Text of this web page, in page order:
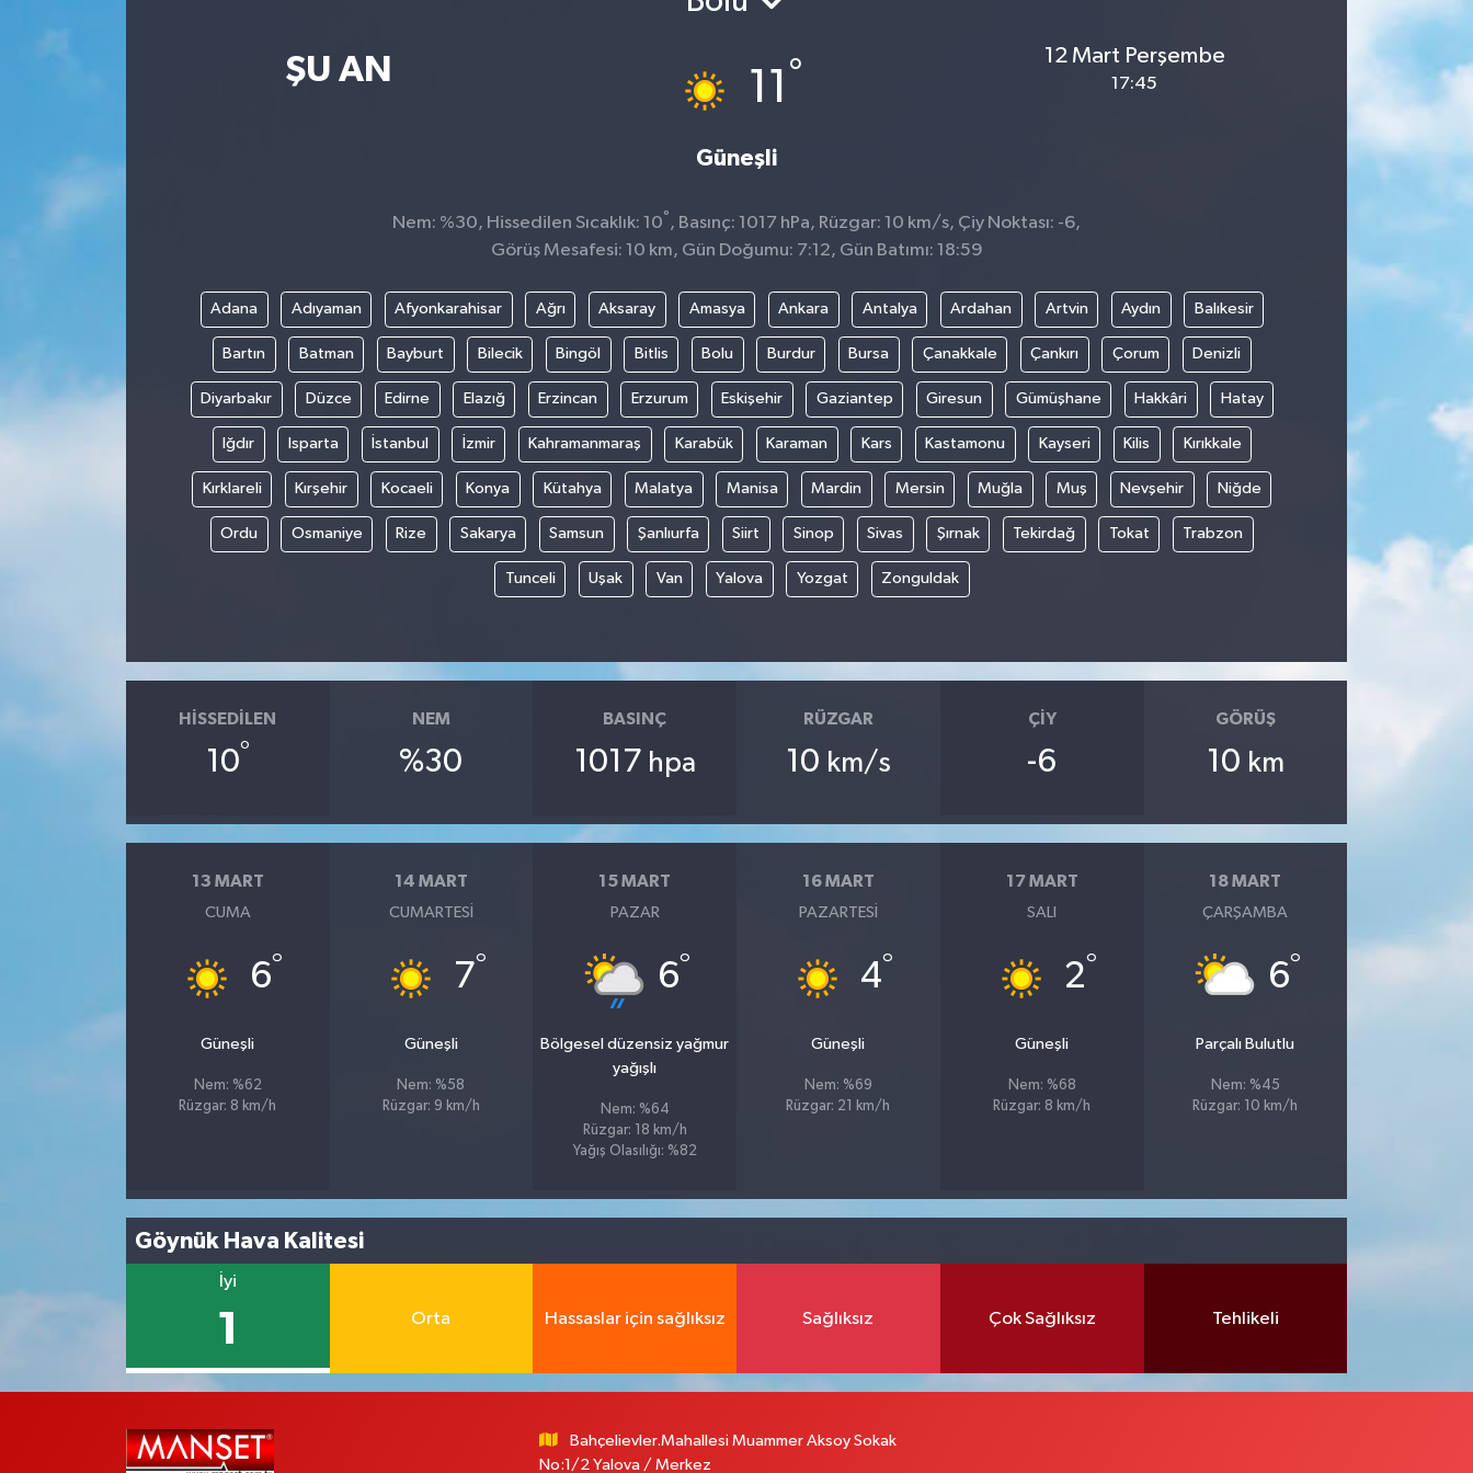
ŞU AN 11 °
Güneşli
12 Mart Perşembe
17:45
Nem: %30, Hissedilen Sıcaklık: 10° , Basınç: 1017 hPa, Rüzgar: 10 km/s, Çiy Noktası: -6,
Görüş Mesafesi: 10 km, Gün Doğumu: 7:12, Gün Batımı: 18:59
Adana Adıyaman Afyonkarahisar Ağrı Aksaray Amasya Ankara Antalya Ardahan Artvin Aydın Balıkesir
Bartın Batman Bayburt Bilecik Bingöl Bitlis Bolu Burdur Bursa Çanakkale Çankırı Çorum Denizli
Diyarbakır Düzce Edirne Elazığ Erzincan Erzurum Eskişehir Gaziantep Giresun Gümüşhane Hakkâri Hatay
Iğdır Isparta İstanbul İzmir Kahramanmaraş Karabük Karaman Kars Kastamonu Kayseri Kilis Kırıkkale
Kırklareli Kırşehir Kocaeli Konya Kütahya Malatya Manisa Mardin Mersin Muğla Muş Nevşehir Niğde
Ordu Osmaniye Rize Sakarya Samsun Şanlıurfa Siirt Sinop Sivas Şırnak Tekirdağ Tokat Trabzon
Tunceli Uşak Van Yalova Yozgat Zonguldak
HISSEDILEN
10°
NEM
%30
BASINÇ
1017 hpa
RÜZGAR
10 km/s
ÇIY
-6
GÖRÜŞ
10 km
13 MART
CUMA
6°
Güneşli
Nem: %62
Rüzgar: 8 km/h
14 MART
CUMARTESI
7°
Güneşli
Nem: %58
Rüzgar: 9 km/h
15 MART
PAZAR
6°
Bölgesel düzensiz yağmur
yağışlı
Nem: %64
Rüzgar: 18 km/h
Yağış Olasılığı: %82
16 MART
PAZARTESI
4°
Güneşli
Nem: %69
Rüzgar: 21 km/h
17 MART
SALI
2°
Güneşli
Nem: %68
Rüzgar: 8 km/h
18 MART
ÇARŞAMBA
6°
Parçalı Bulutlu
Nem: %45
Rüzgar: 10 km/h
Göynük Hava Kalitesi
İyi
1 Orta Hassaslar için sağlıksız Sağlıksız Çok Sağlıksız Tehlikeli
Bahçelievler.Mahallesi Muammer Aksoy Sokak
No:1/2 Yalova / Merkez